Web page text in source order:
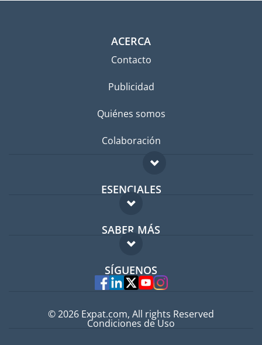
ACERCA
Contacto
Publicidad
Quiénes somos
Colaboración
ESENCIALES
Foro para expatriados
Guía para expatriados
Trabajos en el extranjero
SABER MÁS
FAQ
Expertos
SÍGUENOS
© 2026 Expat.com, All rights Reserved
Condiciones de Uso